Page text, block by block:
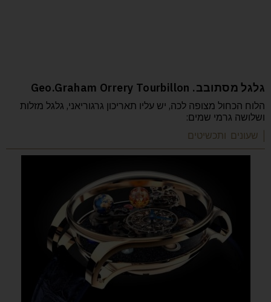
גלגל מסתובב. Geo.Graham Orrery Tourbillon
הלוח הכחול מצופה לכה, יש עליו תאריכון גרגוריאני, גלגל מזלות
ושלושה גרמי שמים:
| שעונים ותכשיטים